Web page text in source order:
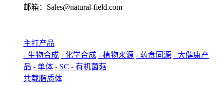
邮箱：Sales@natural-field.com
主打产品
- 生物合成 - 化学合成 - 植物来源 - 药食同源 - 大健康产
品 - 单体 - SC - 有机菌菇
共载脂质体